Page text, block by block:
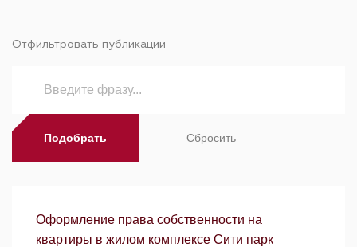
Отфильтровать публикации
Подобрать Сбросить
Оформление права собственности на
квартиры в жилом комплексе Сити парк